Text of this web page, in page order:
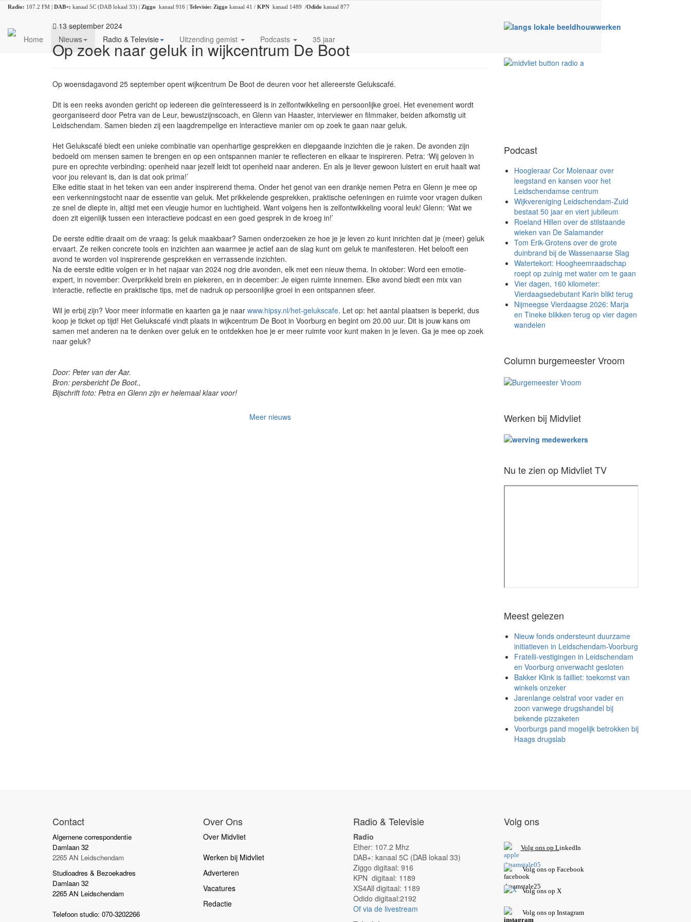
Radio: 107.2 FM | DAB+: kanaal 5C (DAB lokaal 33) | Ziggo kanaal 916 | Televisie: Ziggo kanaal 41 / KPN kanaal 1489 /Odido kanaal 877
Home Nieuws Radio & Televisie Uitzending gemist Podcasts 35 jaar
13 september 2024
Op zoek naar geluk in wijkcentrum De Boot
Op woensdagavond 25 september opent wijkcentrum De Boot de deuren voor het allereerste Gelukscafé.
Dit is een reeks avonden gericht op iedereen die geïnteresseerd is in zelfontwikkeling en persoonlijke groei. Het evenement wordt
georganiseerd door Petra van de Leur, bewustzijnscoach, en Glenn van Haaster, interviewer en filmmaker, beiden afkomstig uit
Leidschendam. Samen bieden zij een laagdrempelige en interactieve manier om op zoek te gaan naar geluk.
Het Gelukscafé biedt een unieke combinatie van openhartige gesprekken en diepgaande inzichten die je raken. De avonden zijn
bedoeld om mensen samen te brengen en op een ontspannen manier te reflecteren en elkaar te inspireren. Petra: ‘Wij geloven in
pure en oprechte verbinding: openheid naar jezelf leidt tot openheid naar anderen. En als je liever gewoon luistert en eruit haalt wat
voor jou relevant is, dan is dat ook prima!’
Elke editie staat in het teken van een ander inspirerend thema. Onder het genot van een drankje nemen Petra en Glenn je mee op
een verkenningstocht naar de essentie van geluk. Met prikkelende gesprekken, praktische oefeningen en ruimte voor vragen duiken
ze snel de diepte in, altijd met een vleugje humor en luchtigheid. Want volgens hen is zelfontwikkeling vooral leuk! Glenn: ‘Wat we
doen zit eigenlijk tussen een interactieve podcast en een goed gesprek in de kroeg in!’
De eerste editie draait om de vraag: Is geluk maakbaar? Samen onderzoeken ze hoe je je leven zo kunt inrichten dat je (meer) geluk
ervaart. Ze reiken concrete tools en inzichten aan waarmee je actief aan de slag kunt om geluk te manifesteren. Het belooft een
avond te worden vol inspirerende gesprekken en verrassende inzichten.
Na de eerste editie volgen er in het najaar van 2024 nog drie avonden, elk met een nieuw thema. In oktober: Word een emotie-
expert, in november: Overprikkeld brein en piekeren, en in december: Je eigen ruimte innemen. Elke avond biedt een mix van
interactie, reflectie en praktische tips, met de nadruk op persoonlijke groei in een ontspannen sfeer.
Wil je erbij zijn? Voor meer informatie en kaarten ga je naar www.hipsy.nl/het-gelukscafe. Let op: het aantal plaatsen is beperkt, dus
koop je ticket op tijd! Het Gelukscafé vindt plaats in wijkcentrum De Boot in Voorburg en begint om 20.00 uur. Dit is jouw kans om
samen met anderen na te denken over geluk en te ontdekken hoe je er meer ruimte voor kunt maken in je leven. Ga je mee op zoek
naar geluk?
Door: Peter van der Aar.
Bron: persbericht De Boot.,
Bijschrift foto: Petra en Glenn zijn er helemaal klaar voor!
Meer nieuws
Podcast
Hoogleraar Cor Molenaar over
leegstand en kansen voor het
Leidschendamse centrum
Wijkvereniging Leidschendam-Zuid
bestaat 50 jaar en viert jubileum
Roeland Hillen over de stilstaande
wieken van De Salamander
Tom Erik-Grotens over de grote
duinbrand bij de Wassenaarse Slag
Watertekort: Hoogheemraadschap
roept op zuinig met water om te gaan
Vier dagen, 160 kilometer:
Vierdaagsedebutant Karin blikt terug
Nijmeegse Vierdaagse 2026: Marja
en Tineke blikken terug op vier dagen
wandelen
Column burgemeester Vroom
Werken bij Midvliet
Nu te zien op Midvliet TV
Meest gelezen
Nieuw fonds ondersteunt duurzame
initiatieven in Leidschendam-Voorburg
Fratelli-vestigingen in Leidschendam
en Voorburg onverwacht gesloten
Bakker Klink is failliet: toekomst van
winkels onzeker
Jarenlange celstraf voor vader en
zoon vanwege drugshandel bij
bekende pizzaketen
Voorburgs pand mogelijk betrokken bij
Haags drugslab
Contact
Algemene correspondentie
Damlaan 32
2265 AN Leidschendam
Studioadres & Bezoekadres
Damlaan 32
2265 AN Leidschendam
Telefoon studio: 070-3202266
Over Ons
Over Midvliet
Werken bij Midvliet
Adverteren
Vacatures
Redactie
Radio & Televisie
Radio
Ether: 107.2 Mhz
DAB+: kanaal 5C (DAB lokaal 33)
Ziggo digitaal: 916
KPN digitaal: 1189
XS4All digitaal: 1189
Odido digitaal:2192
Of via de livestream
Volg ons
Volg ons op LinkedIn
Volg ons op Facebook
Volg ons op X
Volg ons op Instagram